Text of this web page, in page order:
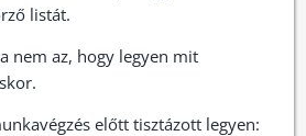
listát.
nem az, hogy legyen mit
előtt tisztázott legyen: